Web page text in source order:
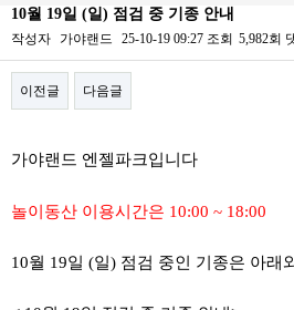
10월 19일 (일) 점검 중 기종 안내
작성자 가야랜드 25-10-19 09:27 조회 5,982회
이전글 다음글
가야랜드 엔젤파크입니다
놀이동산 이용시간은 10:00 ~ 18:00
10월 19일 (일) 점검 중인 기종은 아래